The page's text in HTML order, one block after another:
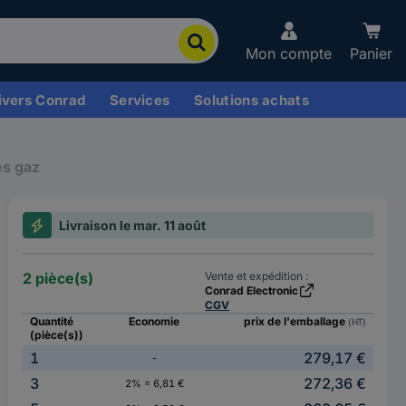
Mon compte Panier
Conrad Services Solutions achats
gaz
Livraison le mar. 11 août
2 pièce(s)
Vente et expédition :
Conrad Electronic
CGV
Quantité
(pièce(s))
Economie prix de l'emballage (HT)
1 -
279,17 €
3
2% = 6,81 €
272,36 €